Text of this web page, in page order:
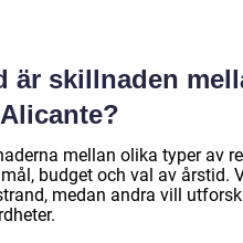
är skillnaden
mellan olika typer av
budget och val av årstid.
medan andra vill